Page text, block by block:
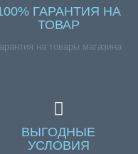
ГАРАНТИЯ НА
ТОВАР
на товары магазина
ВЫГОДНЫЕ
УСЛОВИЯ